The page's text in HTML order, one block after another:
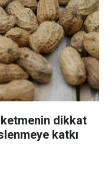
dikkat
katkı